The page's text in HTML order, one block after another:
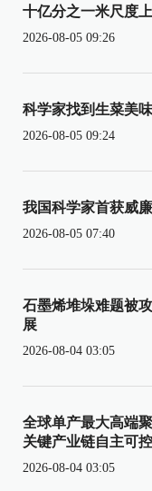
十亿分之一米尺度
2026-08-05 09:26
科学家找到生菜美
2026-08-05 09:24
我国科学家首获威
2026-08-05 07:40
石墨烯堆垛难题被
展
2026-08-04 03:05
全球单产最大高端
关键产业链自主可
2026-08-04 03:05